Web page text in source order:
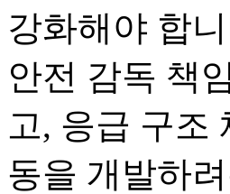
강화해야 합
안전 감독 책
고, 응급 구조
동을 개발하